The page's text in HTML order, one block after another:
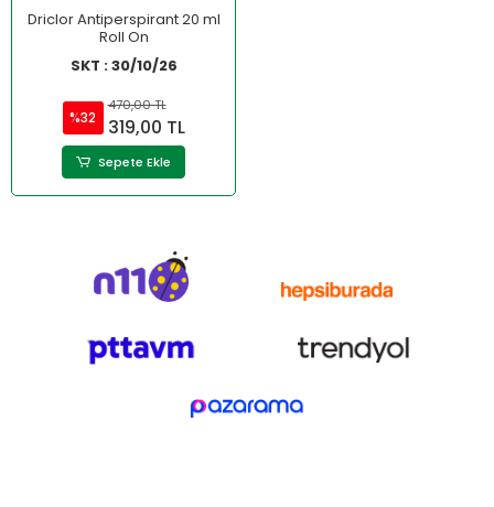
Driclor Antiperspirant 20 ml
Roll On
SKT : 30/10/26
%32
470,00 TL
319,00 TL
Sepete Ekle